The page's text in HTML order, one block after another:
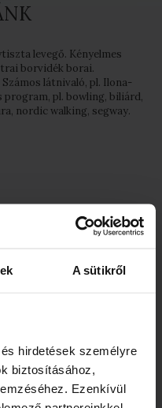
A sütikről
hirdetések személyre
biztosításához,
Ezenkívül
levegő. Kényelmes
borvidék borai.
látnivaló, pl. Ilona-
program, pl. bowling, biliárd,
nordic walking, segway.